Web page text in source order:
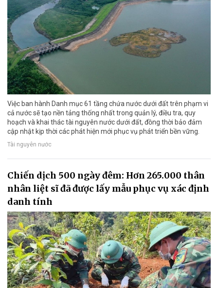
Việc ban hành Danh mục 61 tầng chứa nước dưới đất trên phạm vi
cả nước sẽ tạo nền tảng thống nhất trong quản lý, điều tra, quy
hoạch và khai thác tài nguyên nước dưới đất, đồng thời bảo đảm
cập nhật kịp thời các phát hiện mới phục vụ phát triển bền vững.
Tài nguyên nước
Chiến dịch 500 ngày đêm: Hơn 265.000 thân
nhân liệt sĩ đã được lấy mẫu phục vụ xác định
danh tính